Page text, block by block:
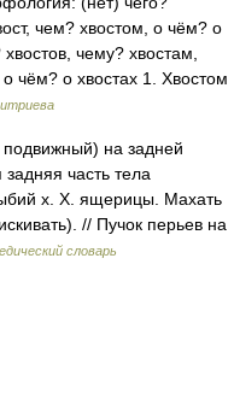
чем? хвостом, о чём? о
чему? хвостам,
чём? о хвостах 1. Хвостом
на задней
часть тела
х. Х. ящерицы. Махать
// Пучок перьев на
словарь